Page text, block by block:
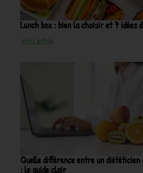
Lunch box : bien la choisir et 7 idées
Voir L'article
Quelle différence entre un
: le guide clair